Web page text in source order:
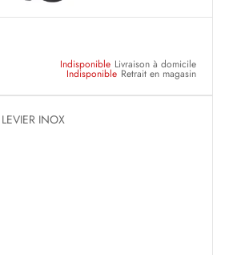
Indisponible Livraison à domicile
Indisponible Retrait en magasin